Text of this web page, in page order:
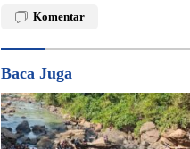
Komentar
Baca Juga